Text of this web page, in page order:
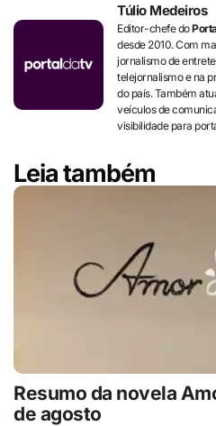
Túlio Medeiros
Editor-chefe do
desde 2010. Com
jornalismo de
telejornalismo e na
do país. Também
veículos de
visibilidade para
Leia também
Resumo da novela
de agosto